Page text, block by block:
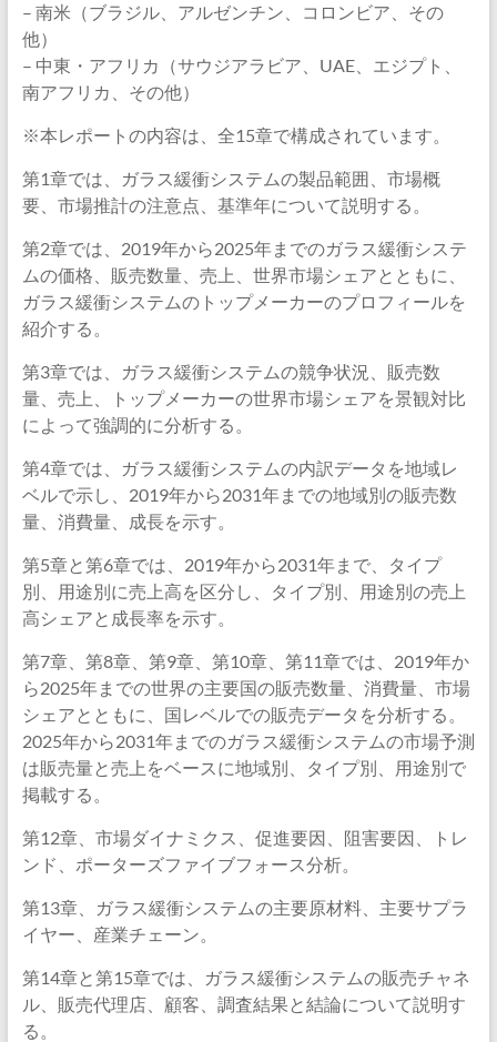
– 南米（ブラジル、アルゼンチン、コロンビア、その
他）
– 中東・アフリカ（サウジアラビア、UAE、エジプト、
南アフリカ、その他）
※本レポートの内容は、全15章で構成されています。
第1章では、ガラス緩衝システムの製品範囲、市場概
要、市場推計の注意点、基準年について説明する。
第2章では、2019年から2025年までのガラス緩衝システ
ムの価格、販売数量、売上、世界市場シェアとともに、
ガラス緩衝システムのトップメーカーのプロフィールを
紹介する。
第3章では、ガラス緩衝システムの競争状況、販売数
量、売上、トップメーカーの世界市場シェアを景観対比
によって強調的に分析する。
第4章では、ガラス緩衝システムの内訳データを地域レ
ベルで示し、2019年から2031年までの地域別の販売数
量、消費量、成長を示す。
第5章と第6章では、2019年から2031年まで、タイプ
別、用途別に売上高を区分し、タイプ別、用途別の売上
高シェアと成長率を示す。
第7章、第8章、第9章、第10章、第11章では、2019年か
ら2025年までの世界の主要国の販売数量、消費量、市場
シェアとともに、国レベルでの販売データを分析する。
2025年から2031年までのガラス緩衝システムの市場予測
は販売量と売上をベースに地域別、タイプ別、用途別で
掲載する。
第12章、市場ダイナミクス、促進要因、阻害要因、トレ
ンド、ポーターズファイブフォース分析。
第13章、ガラス緩衝システムの主要原材料、主要サプラ
イヤー、産業チェーン。
第14章と第15章では、ガラス緩衝システムの販売チャネ
ル、販売代理店、顧客、調査結果と結論について説明す
る。